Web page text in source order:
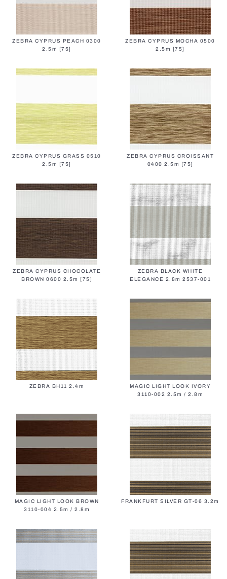
ZEBRA CYPRUS PEACH 0300
2.5m [75]
ZEBRA CYPRUS MOCHA 0500
2.5m [75]
ZEBRA CYPRUS GRASS 0510
2.5m [75]
ZEBRA CYPRUS CROISSANT
0400 2.5m [75]
ZEBRA CYPRUS CHOCOLATE
BROWN 0600 2.5m [75]
ZEBRA BLACK WHITE
ELEGANCE 2.8m 2537-001
ZEBRA BH11 2.4m
MAGIC LIGHT LOOK IVORY
3110-002 2.5m / 2.8m
MAGIC LIGHT LOOK BROWN
3110-004 2.5m / 2.8m
FRANKFURT SILVER GT-06 3.2m